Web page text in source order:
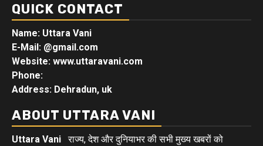
QUICK CONTACT
Name: Uttara Vani
E-Mail: @gmail.com
Website: www.uttaravani.com
Phone:
Address: Dehradun, uk
ABOUT UTTARA VANI
Uttara Vani राज्य, देश और दुनियाभर की सभी मुख्य खबरों को